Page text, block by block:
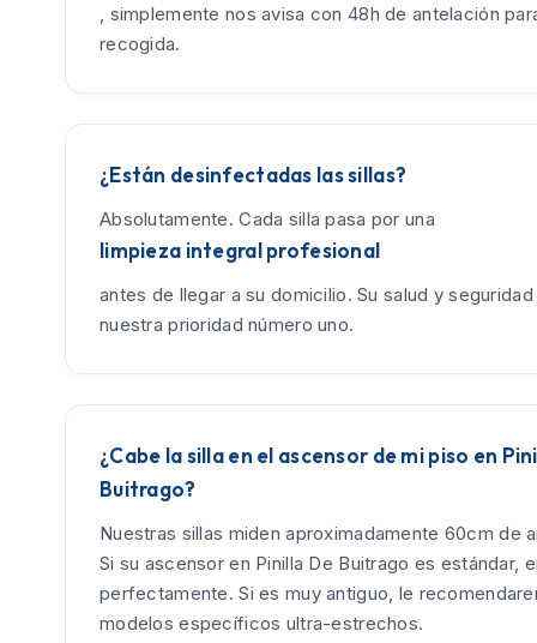
, simplemente nos avisa con 48h de antelación
recogida.
¿Están desinfectadas las sillas?
Absolutamente. Cada silla pasa por una
limpieza integral profesional
antes de llegar a su domicilio. Su salud y
nuestra prioridad número uno.
¿Cabe la silla en el ascensor de mi piso en
Buitrago?
Nuestras sillas miden aproximadamente 60cm de
Si su ascensor en Pinilla De Buitrago es estándar,
perfectamente. Si es muy antiguo, le
modelos específicos ultra-estrechos.